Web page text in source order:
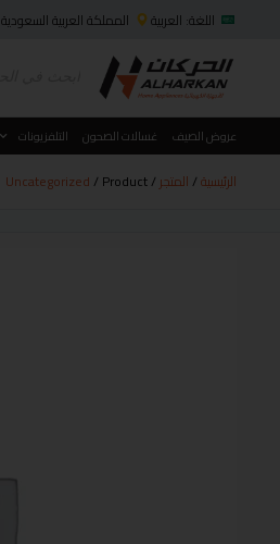
اللغة: العربية المملكة العربية السعودية
عروض الصيف غسالات الصحون التلفزيونات
الرئيسية/ المتجر /
Uncategorized / Product